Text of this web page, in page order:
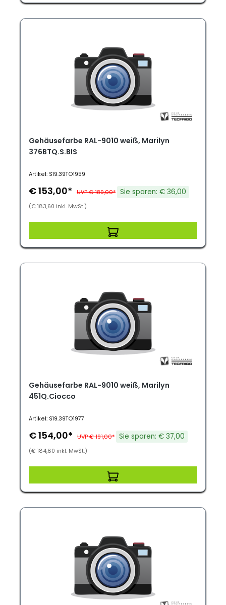
Gehäusefarbe RAL-9010 weiß, Marilyn
376BTQ.S.BIS
Artikel: S19.39TO1959
€ 153,00* UVP € 189,00* Sie sparen: € 36,00
(€ 183,60 inkl. MwSt.)
Gehäusefarbe RAL-9010 weiß, Marilyn
451Q.Ciocco
Artikel: S19.39TO1977
€ 154,00* UVP € 191,00* Sie sparen: € 37,00
(€ 184,80 inkl. MwSt.)